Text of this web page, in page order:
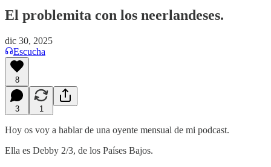
El problemita con los neerlandeses.
dic 30, 2025
Escucha
8
3 1
Hoy os voy a hablar de una oyente mensual de mi podcast.
Ella es Debby 2/3, de los Países Bajos.